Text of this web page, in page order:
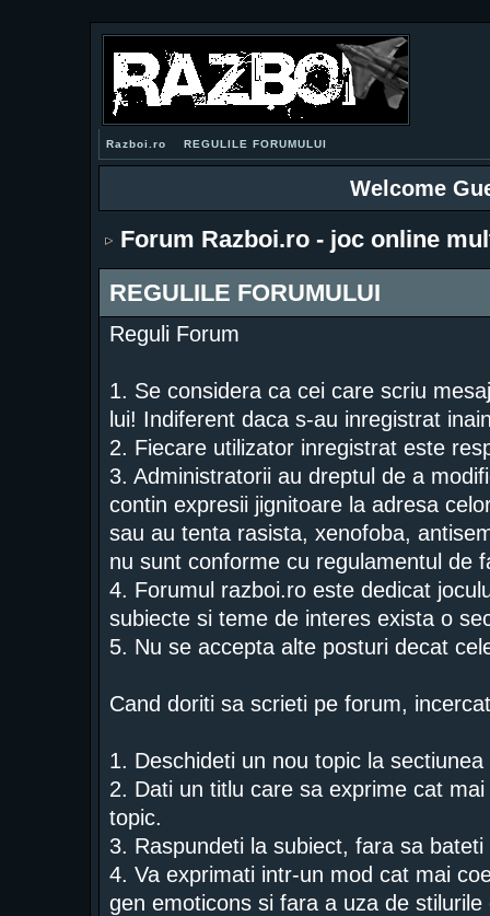
Razboi.ro REGULILE FORUMULUI
Welcome
Forum Razboi.ro - joc online
REGULILE FORUMULUI
Reguli Forum
1. Se considera ca cei care scriu
lui! Indiferent daca s-au inregistrat
2. Fiecare utilizator inregistrat este
3. Administratorii au dreptul de a
contin expresii jignitoare la adresa
sau au tenta rasista, xenofoba,
nu sunt conforme cu regulamentul de
4. Forumul razboi.ro este dedicat
subiecte si teme de interes exista o
5. Nu se accepta alte posturi decat
Cand doriti sa scrieti pe forum,
1. Deschideti un nou topic la
2. Dati un titlu care sa exprime cat
topic.
3. Raspundeti la subiect, fara sa bateti
4. Va exprimati intr-un mod cat mai
gen emoticons si fara a uza de